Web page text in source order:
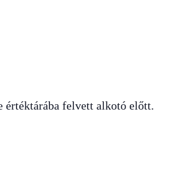
értéktárába felvett alkotó előtt.